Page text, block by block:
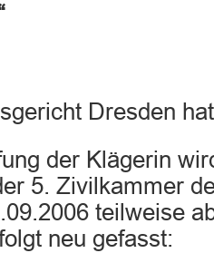
Dresden
der Klägerin
5. Zivilkammer
teilweise
neu gefasst: